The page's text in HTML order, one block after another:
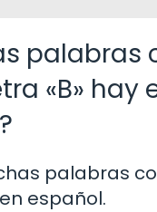
palabras
«B» hay
palabras
español.